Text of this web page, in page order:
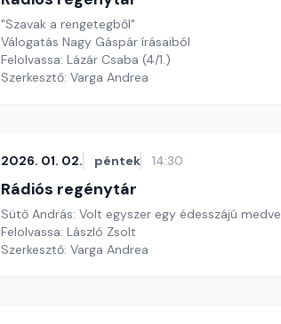
"Szavak a rengetegből"
Válogatás Nagy Gáspár írásaiból
Felolvassa: Lázár Csaba (4/1.)
Szerkesztő: Varga Andrea
2026. 01. 02. péntek 14:30
Rádiós regénytár
Sütő András: Volt egyszer egy édesszájú medve
Felolvassa: László Zsolt
Szerkesztő: Varga Andrea